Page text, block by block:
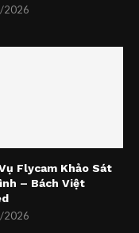
2026
Flycam Khảo Sát
– Bách Việt
2026